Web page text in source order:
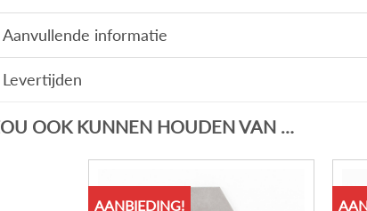
Aanvullende informatie
Levertijden
OOK KUNNEN HOUDEN VAN …
AANBIEDING!